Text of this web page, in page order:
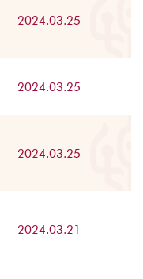
2024.03.25
2024.03.25
2024.03.25
2024.03.21